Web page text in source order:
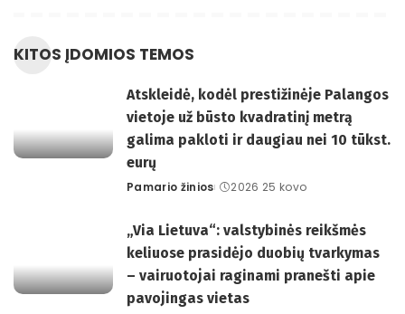
KITOS ĮDOMIOS TEMOS
Atskleidė, kodėl prestižinėje Palangos
vietoje už būsto kvadratinį metrą
galima pakloti ir daugiau nei 10 tūkst.
eurų
Posted
Pamario žinios 2026 25 kovo
„Via Lietuva“: valstybinės reikšmės
keliuose prasidėjo duobių tvarkymas
– vairuotojai raginami pranešti apie
pavojingas vietas